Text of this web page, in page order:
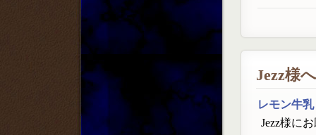
Jezz様へ
レモン牛乳
Jezz様に